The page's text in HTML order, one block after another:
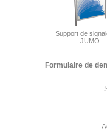
Support de
JUMO
Formulaire de